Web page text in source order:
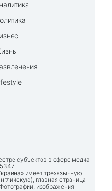
субъектов в сфере медиа
имеет трехязычную
главная страница
изображения